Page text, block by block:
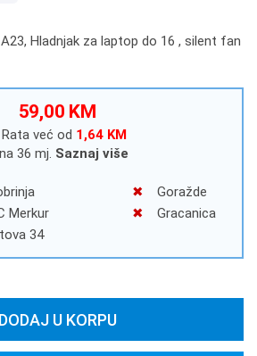
Hladnjak za laptop do 16 , silent fan
59,00 KM
Rata već od 1,64 KM
na 36 mj. Saznaj više
Merkur
34
Goražde
Gracanica
DODAJ U KORPU